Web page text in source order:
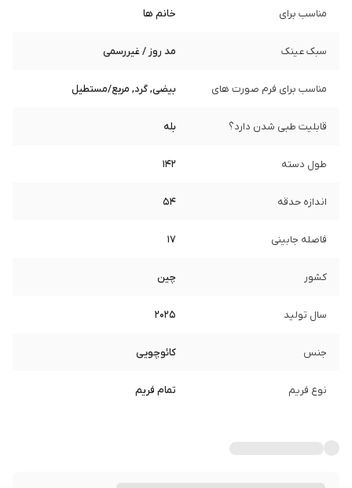
مناسب برای خانم ها
سبک عینک مد روز / غیررسمی
مناسب برای فرم صورت های بیضی, گرد, مربع/مستطیل
قابلیت طبی شدن دارد؟ بله
طول دسته 142
اندازه حدقه 54
فاصله جابینی 17
کشور چین
سال تولید 2025
جنس کائوچویی
نوع فریم تمام فریم